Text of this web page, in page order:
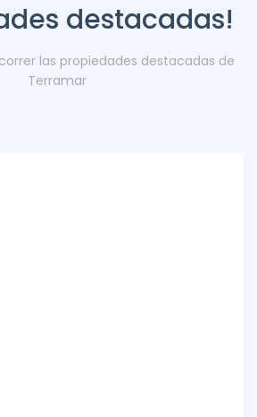
destacadas!
las propiedades destacadas de
Terramar